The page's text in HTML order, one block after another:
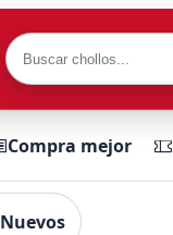
Compra mejor
Nuevos